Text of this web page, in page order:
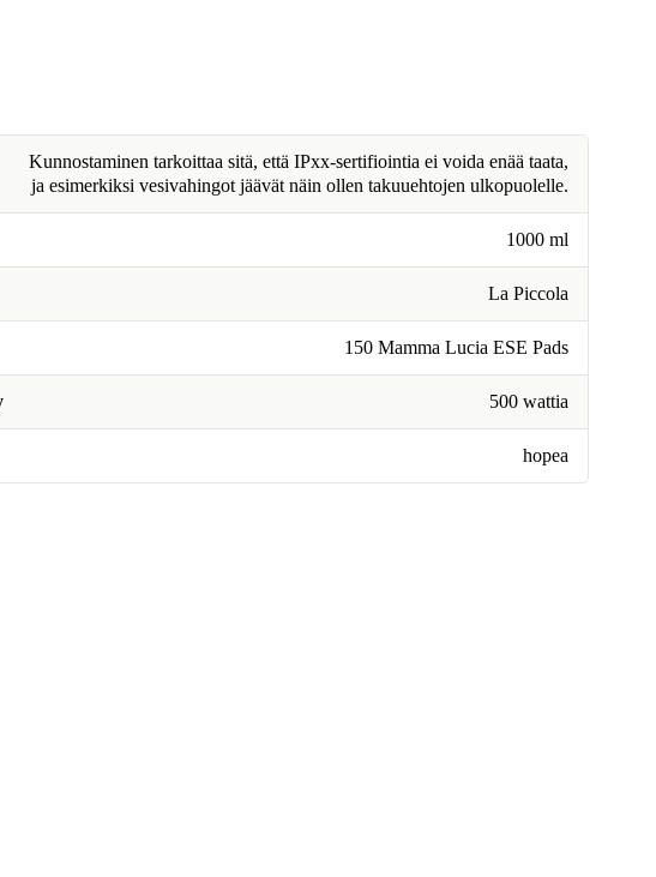
Kunnostaminen tarkoittaa sitä, että IPxx-sertifiointia ei voida enää taata,
ja esimerkiksi vesivahingot jäävät näin ollen takuuehtojen ulkopuolelle.
1000 ml
La Piccola
150 Mamma Lucia ESE Pads
500 wattia
hopea